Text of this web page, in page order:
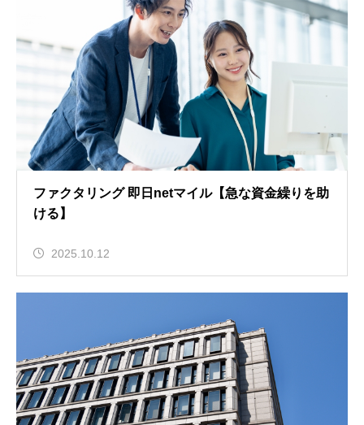
ファクタリング 即日netマイル【急な資金繰りを助
ける】
2025.10.12